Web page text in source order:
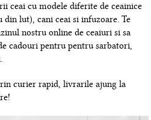
ceai cu modele diferite de ceainice
lut), cani ceai si infuzoare. Te
nostru online de ceaiuri si sa
cadouri pentru pentru sarbatori,
curier rapid, livrarile ajung la